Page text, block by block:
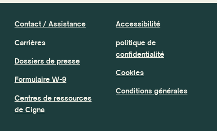
Contact / Assistance
Carrières
Dossiers de presse
Formulaire W-9
Centres de ressources
de Cigna
Accessibilité
politique de
confidentialité
Cookies
Conditions générales